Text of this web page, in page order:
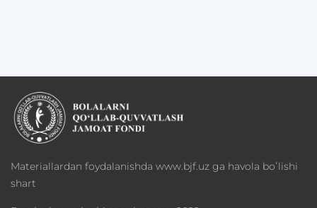
Materiallardan foydalanishda www.bjf.uz ga havola boʻlishi
shart